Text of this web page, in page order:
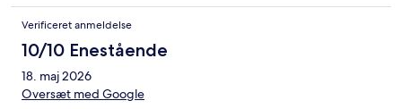
Verificeret anmeldelse
10/10 Enestående
18. maj 2026
Oversæt med Google